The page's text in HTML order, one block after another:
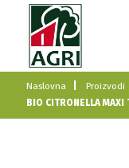
Naslovna
Proizvodi
BIO CITRONELLA